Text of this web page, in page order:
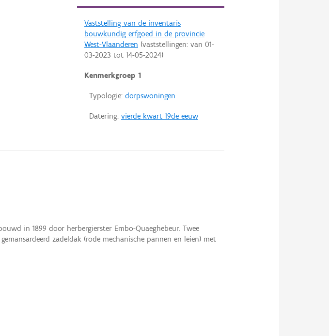
Vaststelling van de inventaris
bouwkundig erfgoed in de provincie
West-Vlaanderen (vaststellingen: van 01-
03-2023 tot 14-05-2024)
Kenmerkgroep 1
Typologie: dorpswoningen
Datering: vierde kwart 19de eeuw
in 1899 door herbergierster Embo-Quaeghebeur. Twee
zadeldak (rode mechanische pannen en leien) met